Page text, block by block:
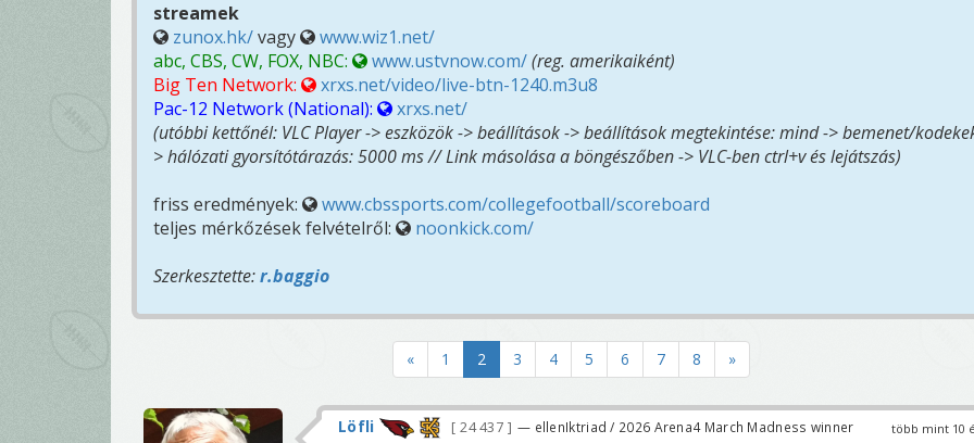
streamek
zunox.hk/vagy
www.wiz1.net/
abc, CBS, CW, FOX, NBC:
www.ustvnow.com/(reg. amerikaiként)
Big Ten Network:
xrxs.net/video/live-btn-1240.m3u8
Pac-12 Network (National):
xrxs.net/
(utóbbi kettőnél: VLC Player -> eszközök -> beállítások -> beállítások megtekintése: mind -> bemenet/
> hálózati gyorsítótárazás: 5000 ms // Link másolása a böngészőben -> VLC-ben ctrl+v és lejátszás)
friss eredmények:
www.cbssports.com/collegefootball/scoreboard
teljes mérkőzések felvételről:
noonkick.com/
Szerkesztette:r.baggio
« 1 2 3 4 5 6 7 8 »
több mint 10
Löfli 24 437 — ellenIktriad / 2026 Arena4 March Madness winner